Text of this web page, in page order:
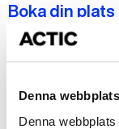
Denna
Denna
Boka din plats
done 6 VECKOR
done 12
done TEORI OCH